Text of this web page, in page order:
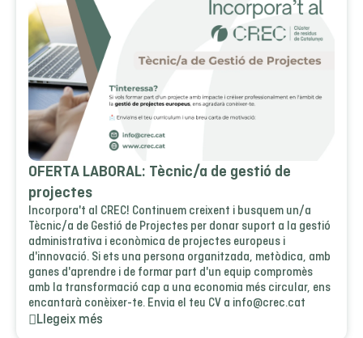
OFERTA LABORAL: Tècnic/a de gestió de
projectes
Incorpora't al CREC! Continuem creixent i busquem un/a
Tècnic/a de Gestió de Projectes per donar suport a la gestió
administrativa i econòmica de projectes europeus i
d'innovació. Si ets una persona organitzada, metòdica, amb
ganes d'aprendre i de formar part d'un equip compromès
amb la transformació cap a una economia més circular, ens
encantarà conèixer-te. Envia el teu CV a info@crec.cat
Llegeix més